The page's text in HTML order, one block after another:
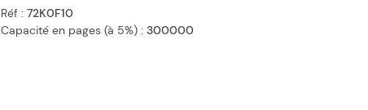
Réf : 72K0F10
Capacité en pages (à 5%) : 300000